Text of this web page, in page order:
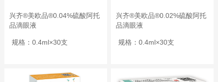
兴齐®美欧品®0.04%硫酸阿托
品滴眼液
规格：0.4ml×30支
兴齐®美欧品®0.02%硫酸阿托
品滴眼液
规格：0.4ml×30支